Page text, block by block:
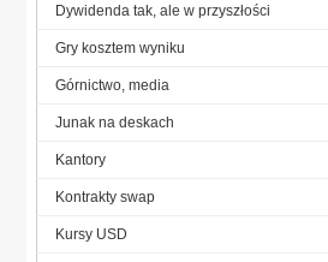
Dywidenda tak, ale w przyszłości
Gry kosztem wyniku
Górnictwo, media
Junak na deskach
Kantory
Kontrakty swap
Kursy USD